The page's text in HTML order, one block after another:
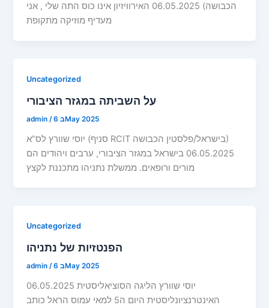
הכבושה) 06.05.2025 האירוויזיון אינו כוס התה שלי , אני
מעדיף מוזיקה מתקופת
Uncategorized
על השביתה במגזר הציבורי
admin / 6 בMay 2025
יוסי שוורץ לס”א (סניף RCIT בישראל/פלסטין הכבושה)
06.05.2025 בישראל במגזר הציבורי, ערבים ויהודים הם
מורים ורופאים. ממשלת נתניהו מתכננת לקצץ
Uncategorized
הפנטזיות של נתניהו
admin/ 6 בMay 2025
06.05.2025 יוסי שוורץ הליגה הסוציאליסטית
האינטרנציונליסטית היום ה5 למאי עמוס הראל כותב